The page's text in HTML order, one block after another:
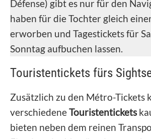
Défense) gibt es nur für den
haben für die Tochter gleich
erworben und Tagestickets für
Sonntag aufbuchen lassen.
Touristentickets fürs
Zusätzlich zu den Métro-Tickets
verschiedeneTouristentickets
bieten neben dem reinen